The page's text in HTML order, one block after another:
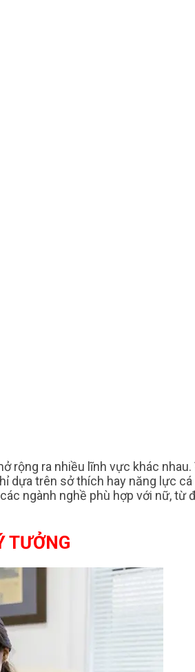
rộng ra nhiều lĩnh vực khác
dựa trên sở thích hay năng lực
ngành nghề phù hợp với nữ, từ
TƯỞNG